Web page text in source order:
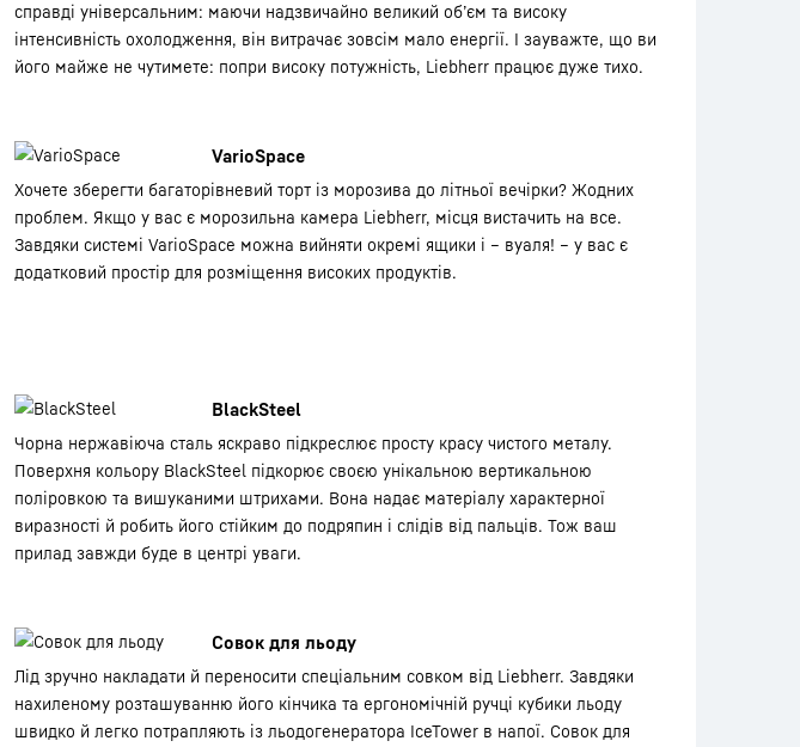
справді універсальним: маючи надзвичайно великий об’єм та високу
інтенсивність охолодження, він витрачає зовсім мало енергії. І зауважте, що ви
його майже не чутимете: попри високу потужність, Liebherr працює дуже тихо.
VarioSpace
Хочете зберегти багаторівневий торт із морозива до літньої вечірки? Жодних
проблем. Якщо у вас є морозильна камера Liebherr, місця вистачить на все.
Завдяки системі VarioSpace можна вийняти окремі ящики і – вуаля! – у вас є
додатковий простір для розміщення високих продуктів.
BlackSteel
Чорна нержавіюча сталь яскраво підкреслює просту красу чистого металу.
Поверхня кольору BlackSteel підкорює своєю унікальною вертикальною
поліровкою та вишуканими штрихами. Вона надає матеріалу характерної
виразності й робить його стійким до подряпин і слідів від пальців. Тож ваш
прилад завжди буде в центрі уваги.
Совок для льоду
Лід зручно накладати й переносити спеціальним совком від Liebherr. Завдяки
нахиленому розташуванню його кінчика та ергономічній ручці кубики льоду
швидко й легко потрапляють із льодогенератора IceTower в напої. Совок для